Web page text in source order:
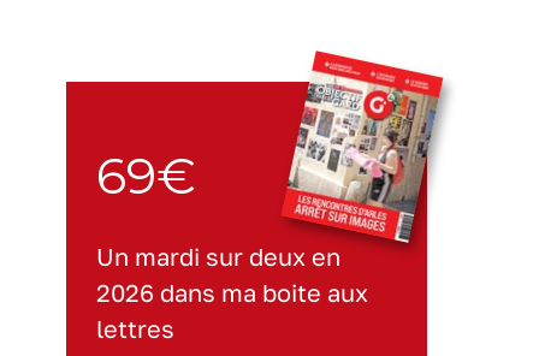
69€
Un mardi sur deux en
2026 dans ma boite aux
lettres